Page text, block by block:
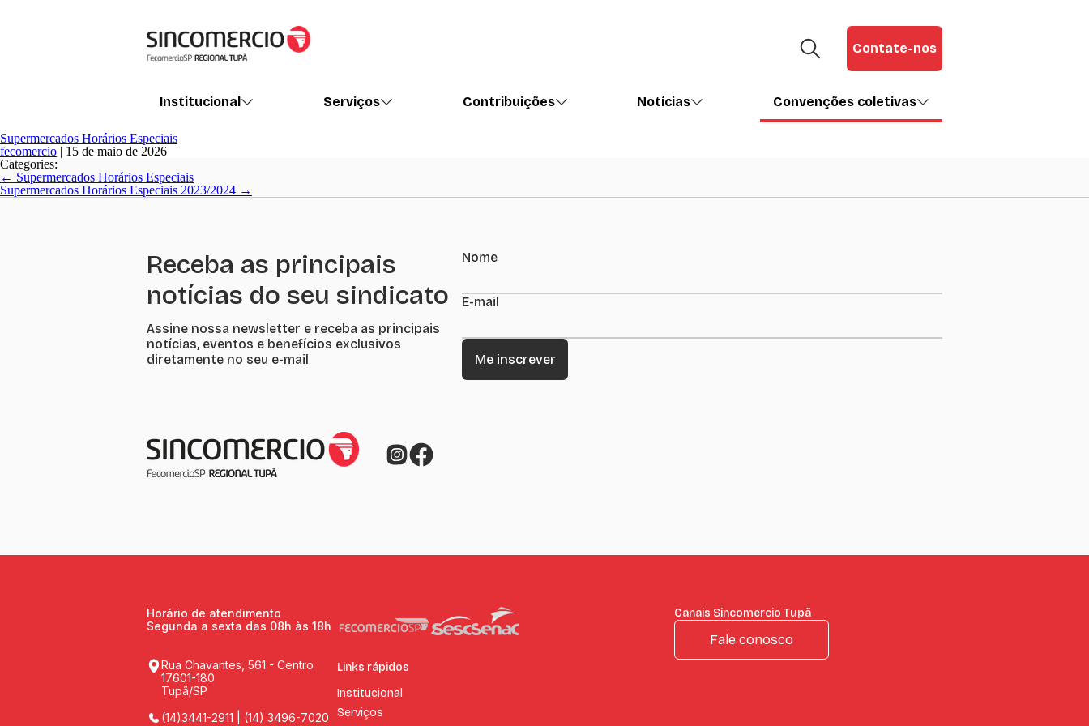
Contate-nos
Institucional Serviços Contribuições Notícias Convenções coletivas
Supermercados Horários Especiais
fecomercio | 15 de maio de 2026
Categories:
Navegação
de
Post
← Supermercados Horários Especiais
Supermercados Horários Especiais 2023/2024 →
Receba as principais
notícias do seu sindicato
Assine nossa newsletter e receba as principais
notícias, eventos e benefícios exclusivos
diretamente no seu e-mail
Nome
E-mail
Horário de atendimento
Segunda a sexta das 08h às 18h
Rua Chavantes, 561 - Centro
17601-180
Tupã/SP
(14)3441-2911 | (14) 3496-7020
Links rápidos
Institucional
Serviços
Canais Sincomercio Tupã
Fale conosco